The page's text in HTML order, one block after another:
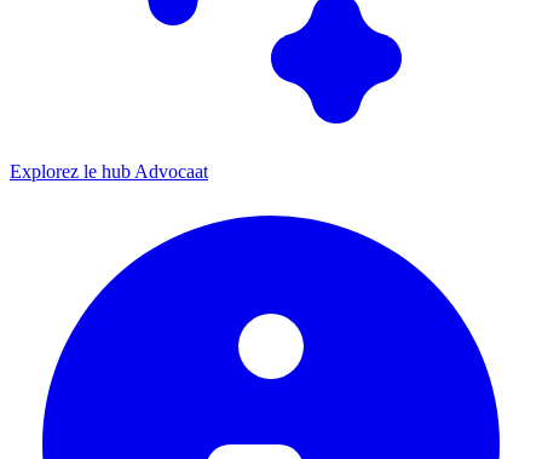
Explorez le hub Advocaat